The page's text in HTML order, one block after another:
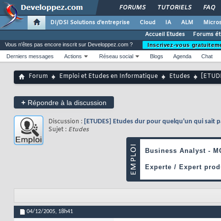
FORUMS TUTORIELS FAQ
DI/DSI Solutions d'entreprise Cloud IA ALM
Accueil Etudes
Forums
Vous n'êtes pas encore inscrit sur Developpez.com ?
Inscrivez-vous
Derniers messages
Actions Réseau social Blogs Agenda Chat
Forum Emploi et Etudes en Informatique Etudes
+ Répondre à la discussion
Discussion : [ETUDES] Etudes dur pour quelqu'un qui sait
Sujet : Etudes
04/12/2005, 18h41